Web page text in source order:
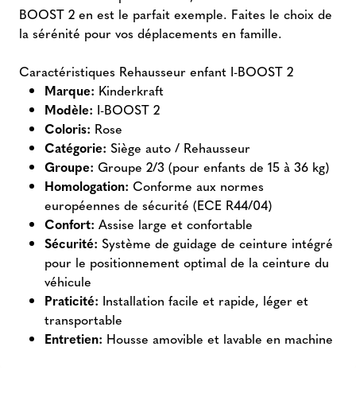
BOOST 2 en est le parfait exemple. Faites le choix de
la sérénité pour vos déplacements en famille.
Caractéristiques Rehausseur enfant I-BOOST 2
Marque: Kinderkraft
Modèle: I-BOOST 2
Coloris: Rose
Catégorie: Siège auto / Rehausseur
Groupe: Groupe 2/3 (pour enfants de 15 à 36 kg)
Homologation: Conforme aux normes
européennes de sécurité (ECE R44/04)
Confort: Assise large et confortable
Sécurité: Système de guidage de ceinture intégré
pour le positionnement optimal de la ceinture du
véhicule
Praticité: Installation facile et rapide, léger et
transportable
Entretien: Housse amovible et lavable en machine